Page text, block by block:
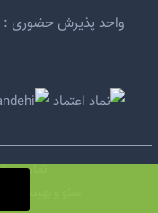
واحد پذیرش حضوری :
تمامی
سئو و بهینه